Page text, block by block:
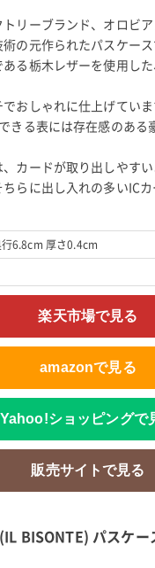
リーブランド、オロビ
の元作られたパスケース
る栃木レザーを使用し
おしゃれに仕上げていま
きる表には存在感のある
カードが取り出しやす
らに出し入れの多いIC
6.8cm 厚さ0.4cm
楽天市場で見る
amazonで見る
Yahoo!ショッピングで
販売サイトで見る
BISONTE) パスケー